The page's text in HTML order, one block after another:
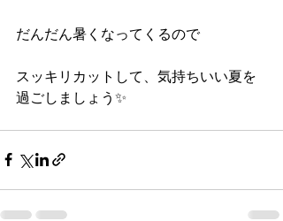
だんだん暑くなってくるので
スッキリカットして、気持ちいい夏を
過ごしましょう✨